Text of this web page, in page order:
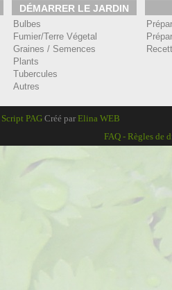
DÉMARRER LE JARDIN
Bulbes
Fumier/Terre Végetal
Graines / Semences
Plants
Tubercules
Autres
Script PAG Créé par Elina WEB
FAQ - Règles de